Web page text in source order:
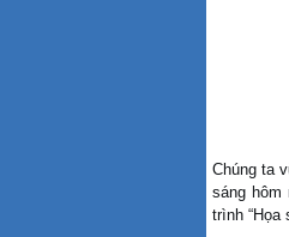
Chúng ta
sáng
trình “Họa